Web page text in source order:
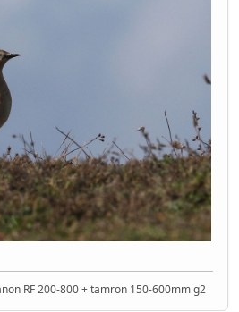
RF 200-800 + tamron 150-600mm g2